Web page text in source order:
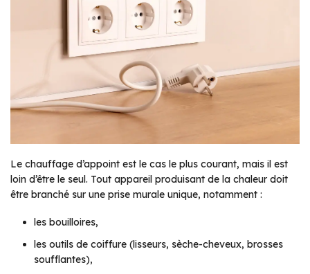
Le chauffage d’appoint est le cas le plus courant, mais il est
loin d’être le seul. Tout appareil produisant de la chaleur doit
être branché sur une prise murale unique, notamment :
les bouilloires,
les outils de coiffure (lisseurs, sèche-cheveux, brosses
soufflantes),